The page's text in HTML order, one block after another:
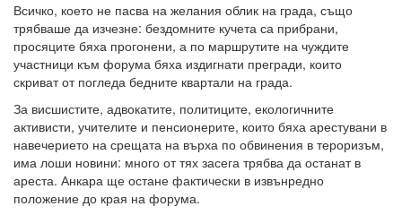
Всичко, което не пасва на желания облик на града, също
трябваше да изчезне: бездомните кучета са прибрани,
просяците бяха прогонени, а по маршрутите на чуждите
участници към форума бяха издигнати прегради, които
скриват от погледа бедните квартали на града.
За висшистите, адвокатите, политиците, екологичните
активисти, учителите и пенсионерите, които бяха арестувани в
навечерието на срещата на върха по обвинения в тероризъм,
има лоши новини: много от тях засега трябва да останат в
ареста. Анкара ще остане фактически в извънредно
положение до края на форума.